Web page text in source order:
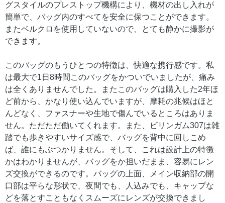
グスタイルのプレストップ機構により、機材の出し入れが
簡単で、バッグ内のすべてを安全に保つことができます。
またベルクロを使用していないので、とても静かに撮影が
できます。
このバッグのもうひとつの特徴は、快適な携行感です。私
は最大で1日8時間このバッグをかついでいましたが、痛み
は全くありませんでした。またこのバッグは購入した2年ほ
ど前から、かなり使い込んでいますが、摩耗の兆候はほと
んどなく、ファスナーや生地で傷んでいるところはありま
せん。ただただ働いてくれます。また、ビリンガム307は雑
踏でも歩きやすいサイズ感で、バッグを背中に回しこめ
ば、誰にもぶつかりません。そして、これは設計上の特徴
かはわかりませんが、バッグをか担いだまま、容易にレン
ズ交換ができるのです。バッグの上面、メイン収納部の開
口部は平らな形状で、夜間でも、人込みでも、キャップな
どを落とすこともなくスムーズにレンズが交換できまし